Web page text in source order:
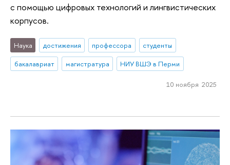
с помощью цифровых технологий и лингвистических
корпусов.
Наука достижения профессора
студенты
бакалавриат
магистратура НИУ ВШЭ в Перми
10 ноября 2025